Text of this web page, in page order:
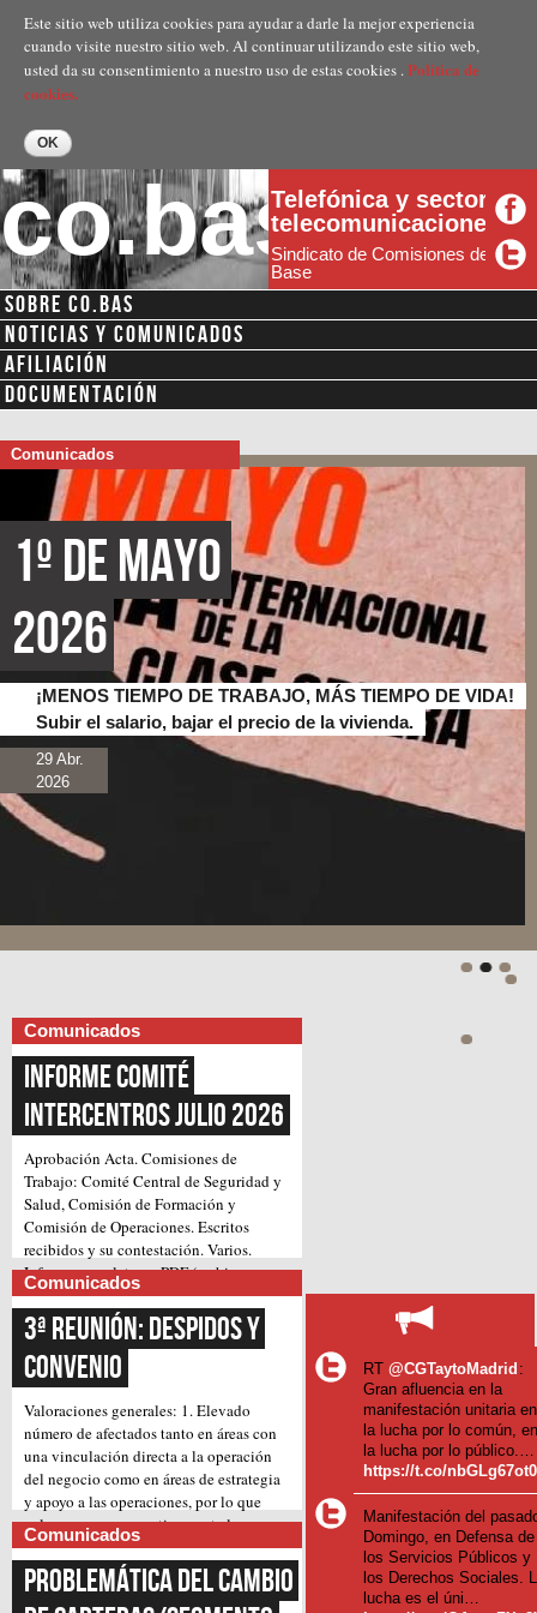
contenido
principal
Este sitio web utiliza cookies para ayudar a darle la mejor experiencia
cuando visite nuestro sitio web. Al continuar utilizando este sitio web,
usted da su consentimiento a nuestro uso de estas cookies .Politica de
cookies.
co.basTelefónica y sector
telecomunicaciones
Sindicato de Comisiones de
Base
SOBRE CO.BAS
NOTICIAS Y COMUNICADOS
AFILIACIÓN
DOCUMENTACIÓN
Comunicados
1º de Mayo
2026
¡MENOS TIEMPO DE TRABAJO, MÁS TIEMPO DE VIDA!
Subir el salario, bajar el precio de la vivienda.
29 Abr.
2026
Comunicados
Informe Comité
Intercentros Julio 2026
Aprobación Acta.Comisiones de
Trabajo: Comité Central de Seguridad y
Salud, Comisión de Formación y
Comisión de Operaciones.Escritos
recibidos y su contestación.Varios.
Informe completo en PDF (archivo
adjunto)(Continúa)
Comunicados
3ª Reunión: Despidos y
Convenio
Valoraciones generales: 1. Elevado
número de afectados tanto en áreas con
una vinculación directa a la operación
del negocio como en áreas de estrategia
y apoyo a las operaciones, por lo que
valoramos muy negativamente la
pretensión inicial de llevar a cabo, pues
suponen un gran impacto en el trabajo
diario.2. Amenaza de despidos forzosos,
Comunicados
Problemática del cambio
RT@CGTaytoMadrid :
Gran afluencia en la
manifestación unitaria en
la lucha por lo común,
la lucha por lo público.…
https://t.co/nbGLg67ot0
Manifestación del
Domingo, en Defensa de
los Servicios Públicos y
los Derechos Sociales.
lucha es el úni…